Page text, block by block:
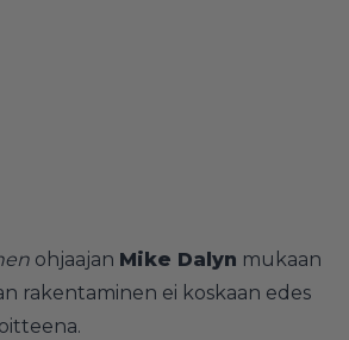
ohjaajan Mike Dalyn mukaan
rakentaminen ei koskaan edes